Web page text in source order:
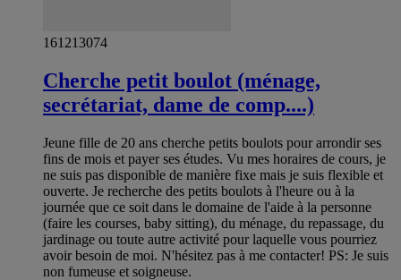
161213074
Cherche petit boulot (ménage,
secrétariat, dame de comp....)
Jeune fille de 20 ans cherche petits boulots pour arrondir ses
fins de mois et payer ses études. Vu mes horaires de cours, je
ne suis pas disponible de manière fixe mais je suis flexible et
ouverte. Je recherche des petits boulots à l'heure ou à la
journée que ce soit dans le domaine de l'aide à la personne
(faire les courses, baby sitting), du ménage, du repassage, du
jardinage ou toute autre activité pour laquelle vous pourriez
avoir besoin de moi. N'hésitez pas à me contacter! PS: Je suis
non fumeuse et soigneuse.